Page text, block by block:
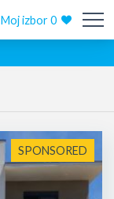
Moj izbor0
SPONSORED